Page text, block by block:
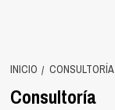
INICIO CONSULTORÍA
Consultoría